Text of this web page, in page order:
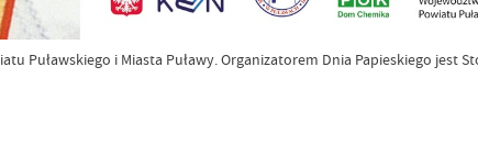
i Miasta Puławy. Organizatorem Dnia Papieskiego jest